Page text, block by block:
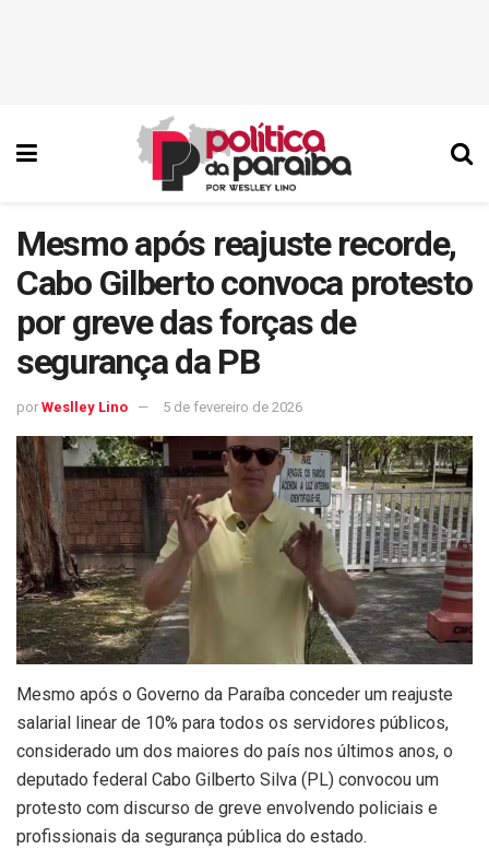
Mesmo após reajuste recorde,
Cabo Gilberto convoca protesto
por greve das forças de
segurança da PB
por Weslley Lino 5 de fevereiro de 2026
Mesmo após o Governo da Paraíba conceder um reajuste
salarial linear de 10% para todos os servidores públicos,
considerado um dos maiores do país nos últimos anos, o
deputado federal Cabo Gilberto Silva (PL) convocou um
protesto com discurso de greve envolvendo policiais e
profissionais da segurança pública do estado.